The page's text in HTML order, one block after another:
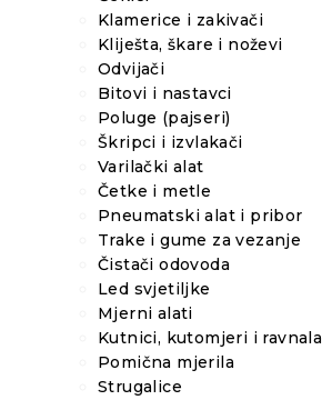
Klamerice i zakivači
Kliješta, škare i noževi
Odvijači
Bitovi i nastavci
Poluge (pajseri)
Škripci i izvlakači
Varilački alat
Četke i metle
Pneumatski alat i pribor
Trake i gume za vezanje
Čistači odovoda
Led svjetiljke
Mjerni alati
Kutnici, kutomjeri i ravnala
Pomična mjerila
Strugalice